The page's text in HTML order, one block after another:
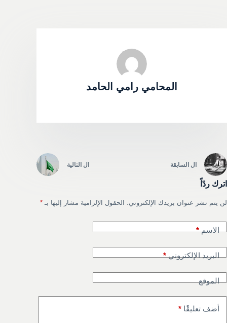
المحامي رامي الحامد
ال السابقة ال التالية
اترك ردّاً
لن يتم نشر عنوان بريدك الإلكتروني. الحقول الإلزامية مشار إليها بـ *
الاسم*
البريد الإلكتروني*
الموقع
أضف تعليقًا *